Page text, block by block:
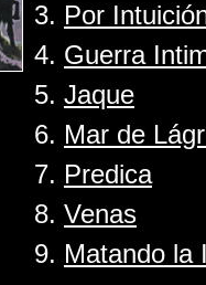
3. Por
4. Guerra
5. Jaque
6. Mar de
7. Predica
8. Venas
9. Matando la